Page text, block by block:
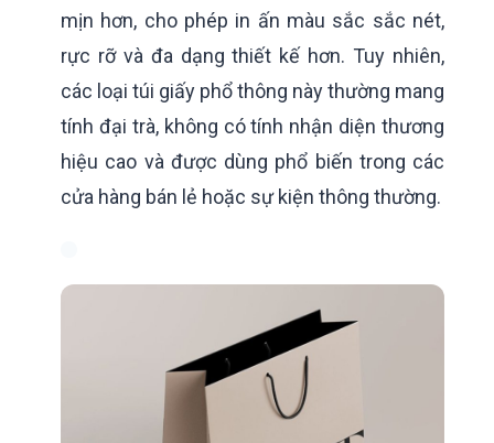
mịn hơn, cho phép in ấn màu sắc sắc nét,
rực rỡ và đa dạng thiết kế hơn. Tuy nhiên,
các loại túi giấy phổ thông này thường mang
tính đại trà, không có tính nhận diện thương
hiệu cao và được dùng phổ biến trong các
cửa hàng bán lẻ hoặc sự kiện thông thường.